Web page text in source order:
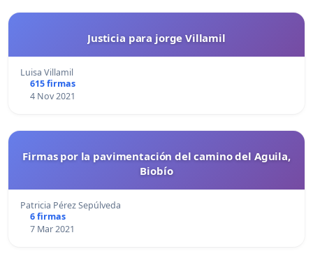
Justicia para jorge Villamil
Luisa Villamil
615 firmas
4 Nov 2021
Firmas por la pavimentación del camino del Aguila,
Biobío
Patricia Pérez Sepúlveda
6 firmas
7 Mar 2021